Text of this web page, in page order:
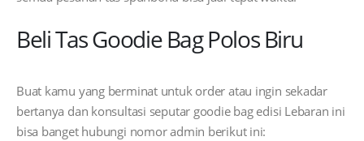
Beli Tas Goodie Bag Polos Biru
Buat kamu yang berminat untuk order atau ingin sekadar
bertanya dan konsultasi seputar goodie bag edisi Lebaran ini
bisa banget hubungi nomor admin berikut ini: